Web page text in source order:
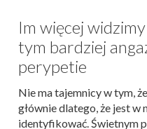
Im więcej
tym bardziej
perypetie
Nie ma tajemnicy w tym,
głównie dlatego, że jest w
identyfikować. Świetnym